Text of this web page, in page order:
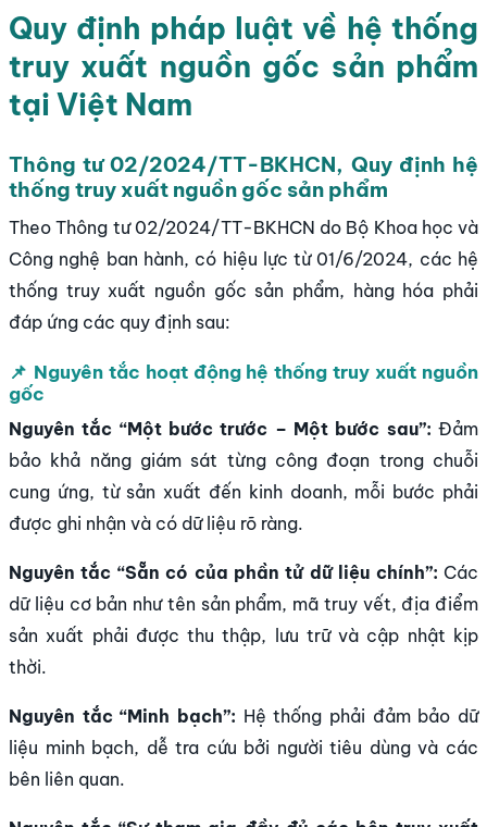
Quy định pháp luật về hệ thống
truy xuất nguồn gốc sản phẩm
tại Việt Nam
Thông tư 02/2024/TT-BKHCN, Quy định hệ
thống truy xuất nguồn gốc sản phẩm
Theo Thông tư 02/2024/TT-BKHCN do Bộ Khoa học và
Công nghệ ban hành, có hiệu lực từ 01/6/2024, các hệ
thống truy xuất nguồn gốc sản phẩm, hàng hóa phải
đáp ứng các quy định sau:
📌 Nguyên tắc hoạt động hệ thống truy xuất nguồn
gốc
Nguyên tắc “Một bước trước – Một bước sau”: Đảm
bảo khả năng giám sát từng công đoạn trong chuỗi
cung ứng, từ sản xuất đến kinh doanh, mỗi bước phải
được ghi nhận và có dữ liệu rõ ràng.
Nguyên tắc “Sẵn có của phần tử dữ liệu chính”: Các
dữ liệu cơ bản như tên sản phẩm, mã truy vết, địa điểm
sản xuất phải được thu thập, lưu trữ và cập nhật kịp
thời.
Nguyên tắc “Minh bạch”: Hệ thống phải đảm bảo dữ
liệu minh bạch, dễ tra cứu bởi người tiêu dùng và các
bên liên quan.